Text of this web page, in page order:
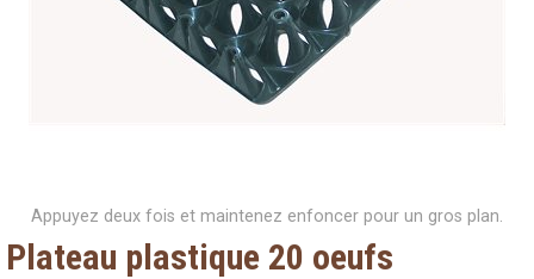
Appuyez deux fois et maintenez enfoncer pour un gros plan.
Plateau plastique 20 oeufs